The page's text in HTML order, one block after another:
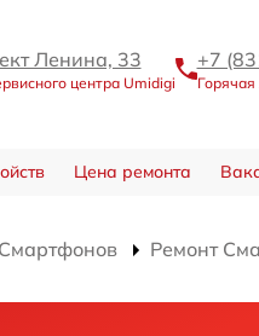
Ленина, 33
центра Umidigi
+7
Горячая
Цена ремонта
Ремонт